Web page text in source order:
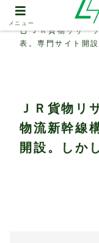
物流機
ＪＲ貨物リサー
表。専門サイト開
ＪＲ貨物リ
物流新幹線
開設。しか
メニュー